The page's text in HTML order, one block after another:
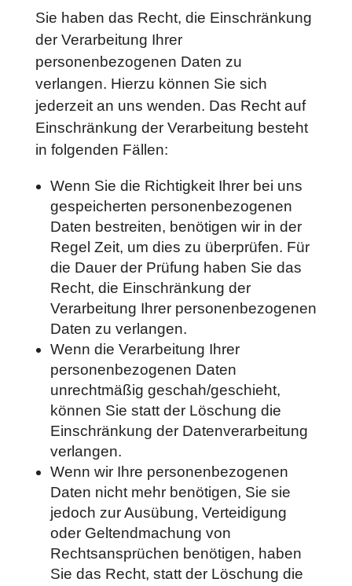
Sie haben das Recht, die Einschränkung
der Verarbeitung Ihrer
personenbezogenen Daten zu
verlangen. Hierzu können Sie sich
jederzeit an uns wenden. Das Recht auf
Einschränkung der Verarbeitung besteht
in folgenden Fällen:
Wenn Sie die Richtigkeit Ihrer bei uns
gespeicherten personenbezogenen
Daten bestreiten, benötigen wir in der
Regel Zeit, um dies zu überprüfen. Für
die Dauer der Prüfung haben Sie das
Recht, die Einschränkung der
Verarbeitung Ihrer personenbezogenen
Daten zu verlangen.
Wenn die Verarbeitung Ihrer
personenbezogenen Daten
unrechtmäßig geschah/geschieht,
können Sie statt der Löschung die
Einschränkung der Datenverarbeitung
verlangen.
Wenn wir Ihre personenbezogenen
Daten nicht mehr benötigen, Sie sie
jedoch zur Ausübung, Verteidigung
oder Geltendmachung von
Rechtsansprüchen benötigen, haben
Sie das Recht, statt der Löschung die